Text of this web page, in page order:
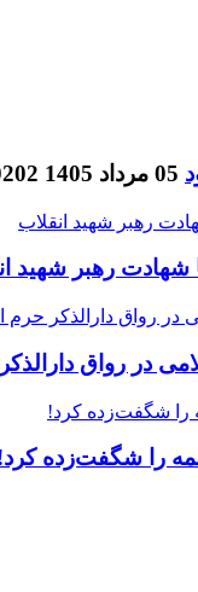
05 مرداد 1405 20202
شهادت رهبر شهید
در رواق
را شگفت‌زده